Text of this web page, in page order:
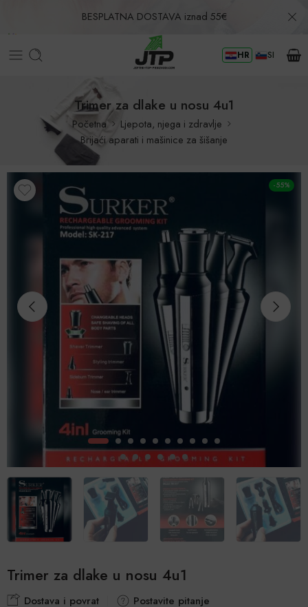
BESPLATNA DOSTAVA iznad 55€
Povrat u roku od 30 dana! HR SI
Trimer za dlake u nosu 4u1
Početna
Ljepota, njega i zdravlje
Brijaći aparati i mašinice za šišanje
-55%
Trimer za dlake u nosu 4u1
Dostava i povrat Postavite pitanje